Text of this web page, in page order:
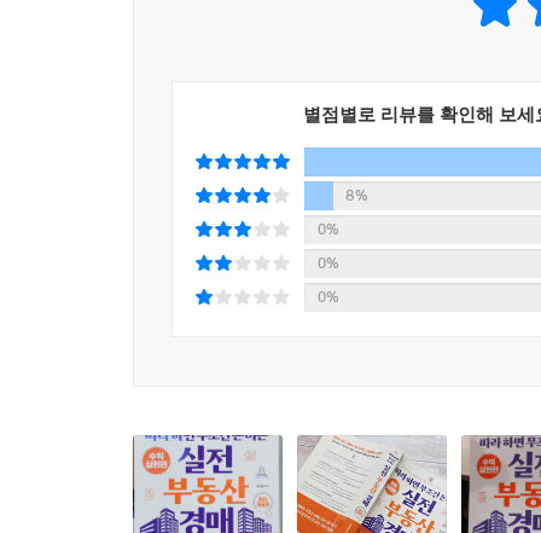
피고가 사망했을 때 망자에 대한 보정명령 받기
상속인별 상속지분 계산하여 별지목록 수정하기
12장 소유권이전을 막기 위한 부동산처분금지가처
전자소송 사이트에서 가처분신청서 작성하기
등록면허세 납부한 후 가처분신청서에 입력하기
등기촉탁수수료 납부한 후 가처분신청서에 입력하
국민주택채권 매입해야 하는 경우
등기신청수수료 납부하기
셀프등기를 위한 서류 최종 점검하기
차근차근 따라 하면 비용이 수익으로 돌아오는 경
이 책은 2부로 나뉘어 있다. 1부에서는 23개의
아니라 그의 수강생들의 투자 사례를 함께 실었
법적 절차 및 소송의 종류가 제한적인 덕분이
그것이다. 이와 관련된 투자 사례를 통해 실전
상황에서도 수익을 내는 투자자의 시각과 마인드
그런데 만약 이런 절차를 스스로 하지 못해 법
과정마다 필요한 문서 작성 비용이 추가된다. 판
데 많게는 백만 원 이상의 비용이 들어갈 수도 있는
별점별로 리뷰를 확인해 보세
8%
0%
0%
0%